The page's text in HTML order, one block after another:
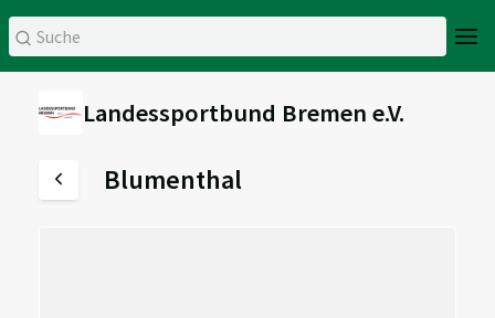
Landessportbund Bremen e.V.
Blumenthal